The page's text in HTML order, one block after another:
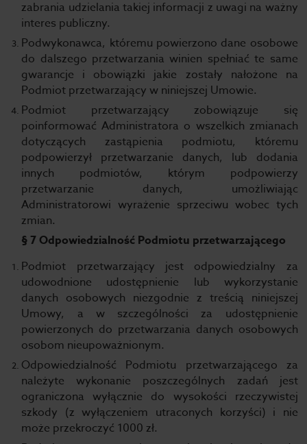
zabrania udzielania takiej informacji z uwagi na ważny
interes publiczny.
Podwykonawca, któremu powierzono dane osobowe
do dalszego przetwarzania winien spełniać te same
gwarancje i obowiązki jakie zostały nałożone na
Podmiot przetwarzający w niniejszej Umowie.
Podmiot przetwarzający zobowiązuje się
poinformować Administratora o wszelkich zmianach
dotyczących zastąpienia podmiotu, któremu
podpowierzył przetwarzanie danych, lub dodania
innych podmiotów, którym podpowierzy
przetwarzanie danych, umożliwiając
Administratorowi wyrażenie sprzeciwu wobec tych
zmian.
§ 7 Odpowiedzialność Podmiotu przetwarzającego
Podmiot przetwarzający jest odpowiedzialny za
udowodnione udostępnienie lub wykorzystanie
danych osobowych niezgodnie z treścią niniejszej
Umowy, a w szczególności za udostępnienie
powierzonych do przetwarzania danych osobowych
osobom nieupoważnionym.
Odpowiedzialność Podmiotu przetwarzającego za
należyte wykonanie poszczególnych zadań jest
ograniczona wyłącznie do wysokości rzeczywistej
szkody (z wyłączeniem utraconych korzyści) i nie
może przekroczyć 1000 zł.